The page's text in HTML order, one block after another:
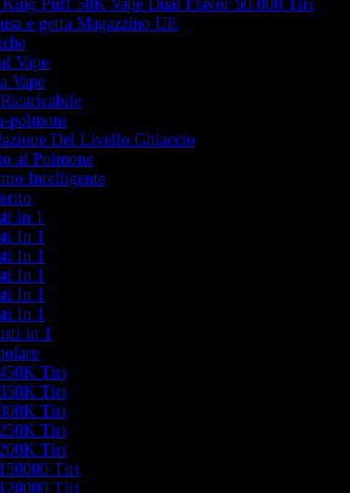
King Puff 50K Vape Dual Flavor 50.000 Tiri
e getta Magazzino UE
Vape
Vape
polmoni
Del Livello Ghiaccio
al Polmone
Intelligente
in 1
In 1
In 1
In 1
In 1
In 1
in 1
Tiri
Tiri
Tiri
Tiri
Tiri
Tiri
Tiri